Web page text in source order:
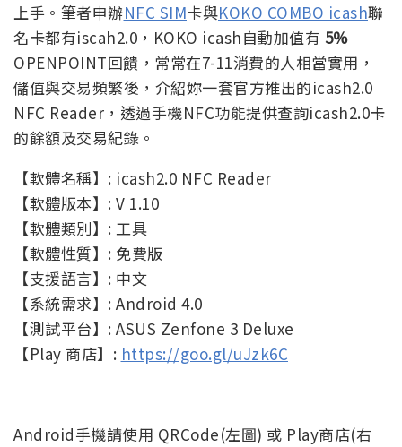
上手。筆者申辦NFC SIM卡與KOKO COMBO icash聯
名卡都有iscah2.0，KOKO icash自動加值有 5%
OPENPOINT回饋，常常在7-11消費的人相當實用，
儲值與交易頻繁後，介紹妳一套官方推出的icash2.0
NFC Reader，透過手機NFC功能提供查詢icash2.0卡
的餘額及交易紀錄。
【軟體名稱】: icash2.0 NFC Reader
【軟體版本】: V 1.10
【軟體類別】: 工具
【軟體性質】: 免費版
【支援語言】: 中文
【系統需求】: Android 4.0
【測試平台】: ASUS Zenfone 3 Deluxe
【Play 商店】: https://goo.gl/uJzk6C
Android手機請使用 QRCode(左圖) 或 Play商店(右